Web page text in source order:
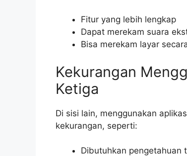
Fitur yang lebih lengkap
Dapat merekam suara
Bisa merekam layar
Kekurangan
Ketiga
Di sisi lain, menggunakan
kekurangan, seperti:
Dibutuhkan pengetahuan